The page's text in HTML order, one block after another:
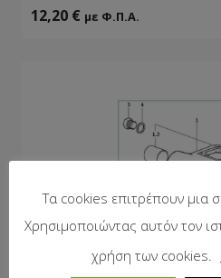
12,20 € με Φ.Π.Α.
Τα cookies επιτρέπουν μια
Χρησιμοποιώντας αυτόν τον
χρήση των cookies.